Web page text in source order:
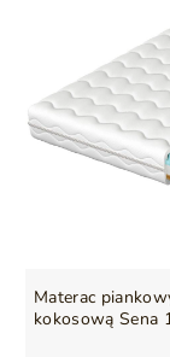
otulające
Materac
kokosową Sena